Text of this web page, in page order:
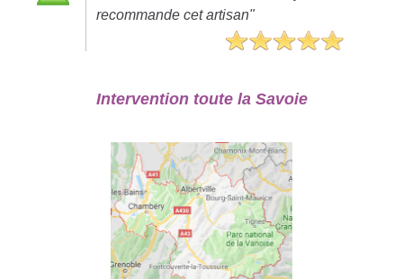
recommande cet artisan"
Intervention toute la Savoie